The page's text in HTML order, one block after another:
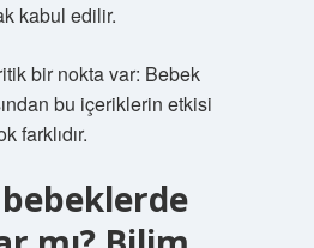
kabul edilir.
bir nokta var: Bebek
bu içeriklerin etkisi
farklıdır.